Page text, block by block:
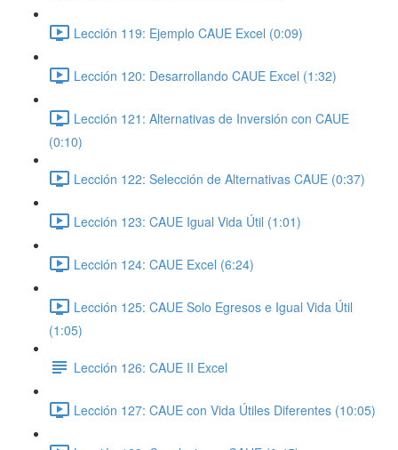
Lección 119: Ejemplo CAUE Excel (0:09)
Lección 120: Desarrollando CAUE Excel (1:32)
Lección 121: Alternativas de Inversión con CAUE
(0:10)
Lección 122: Selección de Alternativas CAUE (0:37)
Lección 123: CAUE Igual Vida Útil (1:01)
Lección 124: CAUE Excel (6:24)
Lección 125: CAUE Solo Egresos e Igual Vida Útil
(1:05)
Lección 126: CAUE II Excel
Lección 127: CAUE con Vida Útiles Diferentes (10:05)